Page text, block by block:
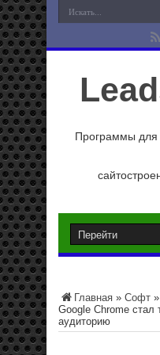
Программы для
Главная » Софт »
Google Chrome стал
аудиторию